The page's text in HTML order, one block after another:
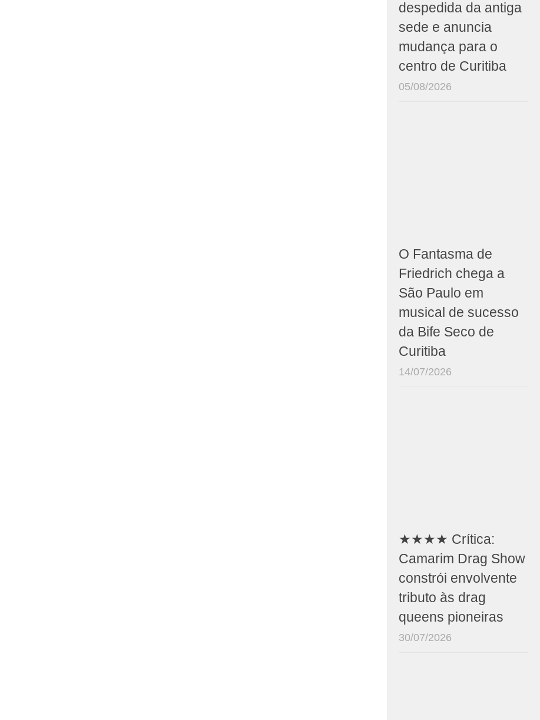
despedida da antiga
sede e anuncia
mudança para o
centro de Curitiba
05/08/2026
O Fantasma de
Friedrich chega a
São Paulo em
musical de sucesso
da Bife Seco de
Curitiba
14/07/2026
★★★★ Crítica:
Camarim Drag Show
constrói envolvente
tributo às drag
queens pioneiras
30/07/2026